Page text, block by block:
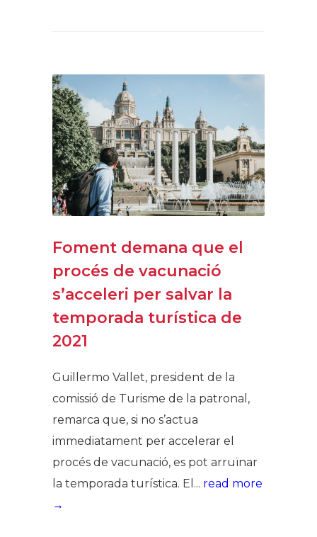
Foment demana que el
procés de vacunació
s’acceleri per salvar la
temporada turística de
2021
Guillermo Vallet, president de la
comissió de Turisme de la patronal,
remarca que, si no s’actua
immediatament per accelerar el
procés de vacunació, es pot arruïnar
la temporada turística. El... read more
→